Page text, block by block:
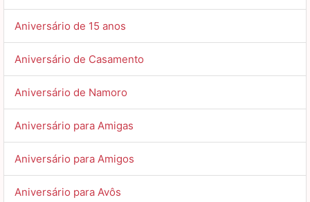
Aniversário de 15 anos
Aniversário de Casamento
Aniversário de Namoro
Aniversário para Amigas
Aniversário para Amigos
Aniversário para Avôs